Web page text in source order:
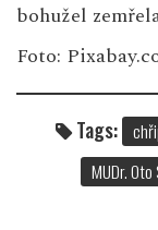
bohužel
Foto:
Tags:
MUDr. Oto